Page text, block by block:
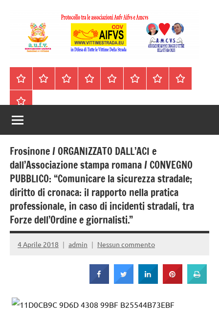
contenuto
A.I.F.V.S.
–
Associazione
Italiana
Familiari
e
Vittime
della
Strada
difesa
di
tutte
vittime
della
strada
HomepageSegnalazioni
Nord
Centro
Sud
ContattiIncidenti
Il
Archivio
Frosinone / ORGANIZZATO DALL’ACI e
dall’Associazione stampa romana / CONVEGNO
PUBBLICO: “Comunicare la sicurezza stradale;
diritto di cronaca: il rapporto nella pratica
professionale, in caso di incidenti stradali, tra
Forze dell’Ordine e giornalisti.”
4 Aprile 2018 admin Nessun commento